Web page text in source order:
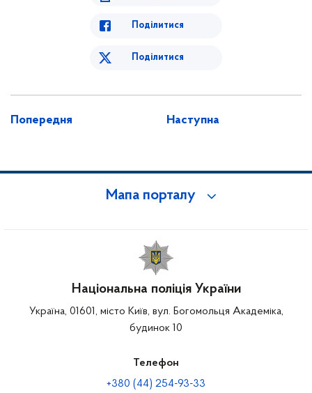
Поділитися
Поділитися
Попередня Наступна
Мапа порталу
Національна поліція України
Україна, 01601, місто Київ, вул. Богомольця Академіка,
будинок 10
Телефон
+380 (44) 254-93-33